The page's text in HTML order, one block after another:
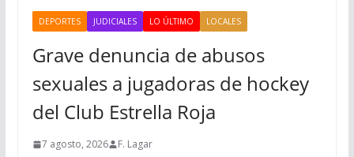
DEPORTES JUDICIALES LO ÚLTIMO LOCALES
Grave denuncia de abusos
sexuales a jugadoras de hockey
del Club Estrella Roja
7 agosto, 2026 F. Lagar